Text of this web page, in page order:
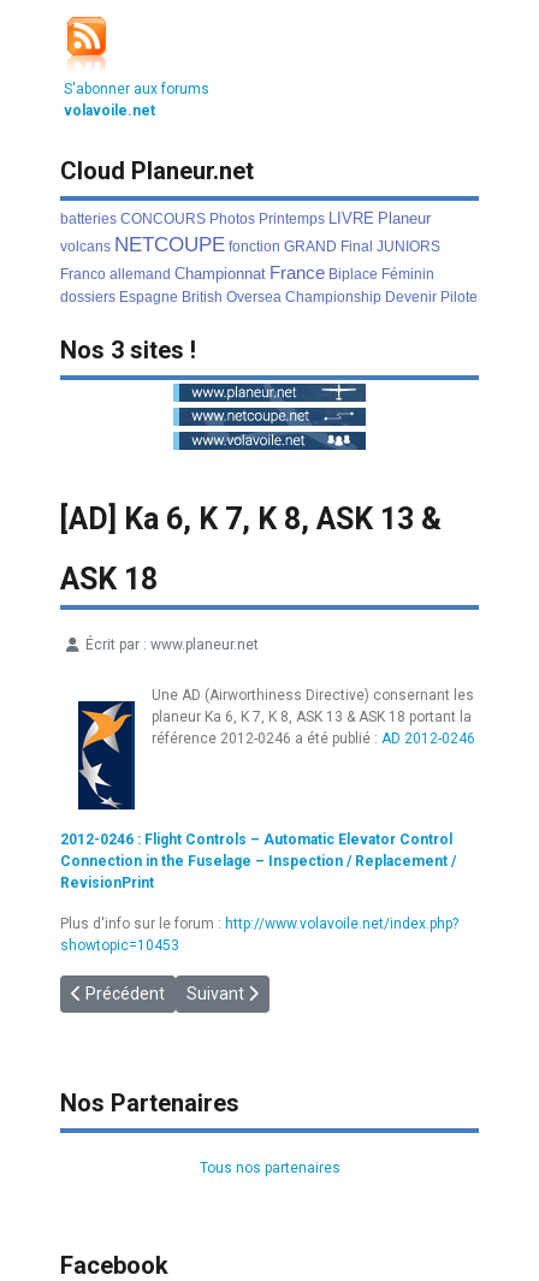
S'abonner aux forums
volavoile.net
Cloud Planeur.net
batteries CONCOURS Photos Printemps LIVRE Planeur
volcans NETCOUPE fonction GRAND Final JUNIORS
Franco allemand Championnat France Biplace Féminin
dossiers Espagne British Oversea Championship Devenir Pilote
Nos 3 sites !
[AD] Ka 6, K 7, K 8, ASK 13 &
ASK 18
Écrit par : www.planeur.net
Une AD (Airworthiness Directive) consernant les
planeur Ka 6, K 7, K 8, ASK 13 & ASK 18 portant la
référence 2012-0246 a été publié : AD 2012-0246
2012-0246 : Flight Controls – Automatic Elevator Control
Connection in the Fuselage – Inspection / Replacement /
RevisionPrint
Plus d'info sur le forum : http://www.volavoile.net/index.php?
showtopic=10453
Article précédent : [FLARM] ONERA
Précédent Article suivant : [MATOS] Quel GPS vélivole
Suivant
Nos Partenaires
Tous nos partenaires
Facebook